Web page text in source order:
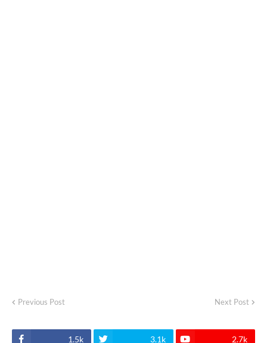
Previous Post Next Post
1.5k 3.1k 2.7k